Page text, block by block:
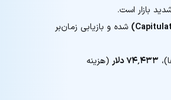
بازار است.
شده و بازیابی زمان‌بر
۷۴٬۴۳۳ دلار
(هزینه